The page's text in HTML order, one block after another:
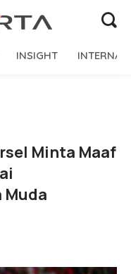
INSIGHT
Minta Maaf